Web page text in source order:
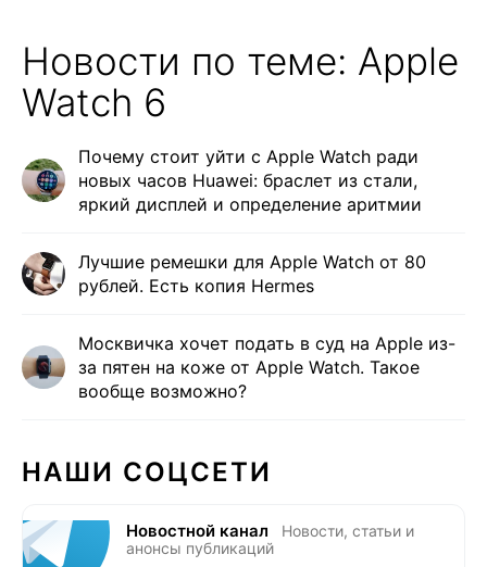
Новости по теме: Apple
Watch 6
Почему стоит уйти с Apple Watch ради
новых часов Huawei: браслет из стали,
яркий дисплей и определение аритмии
Лучшие ремешки для Apple Watch от 80
рублей. Есть копия Hermes
Москвичка хочет подать в суд на Apple из-
за пятен на коже от Apple Watch. Такое
вообще возможно?
НАШИ СОЦСЕТИ
Новостной канал
Новости, статьи и
анонсы публикаций